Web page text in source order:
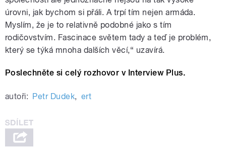
úrovni, jak bychom si přáli. A trpí tím nejen armáda.
Myslím, že je to relativně podobné jako s tím
rodičovstvím. Fascinace světem tady a teď je problém,
který se týká mnoha dalších věcí,“ uzavírá.
Poslechněte si celý rozhovor v Interview Plus.
autoři: Petr Dudek, ert